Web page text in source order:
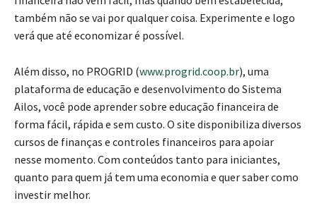
também não se vai por qualquer coisa. Experimente e logo
verá que até economizar é possível.
Além disso, no PROGRID (www.progrid.coop.br), uma
plataforma de educação e desenvolvimento do Sistema
Ailos, você pode aprender sobre educação financeira de
forma fácil, rápida e sem custo. O site disponibiliza diversos
cursos de finanças e controles financeiros para apoiar
nesse momento. Com conteúdos tanto para iniciantes,
quanto para quem já tem uma economia e quer saber como
investir melhor.